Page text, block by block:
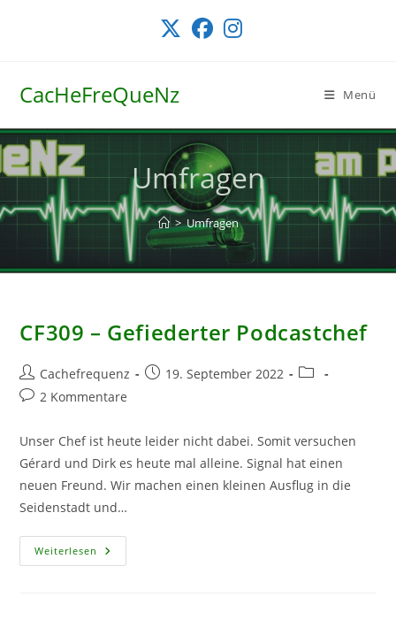
CacHeFreQueNz Menü
Umfragen
> Umfragen
CF309 – Gefiederter Podcastchef
Beitrags-
Autor:
Cachefrequenz
Beitrag19. September 2022
Beitrags-
Beitrags-
2 Kommentare
Unser Chef ist heute leider nicht dabei. Somit versuchen
Gérard und Dirk es heute mal alleine. Signal hat einen
neuen Freund. Wir machen einen kleinen Ausflug in die
Seidenstadt und…
Weiterlesen CF309
–